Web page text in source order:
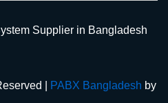
| PABX Bangladesh by
Supplier in Bangladesh